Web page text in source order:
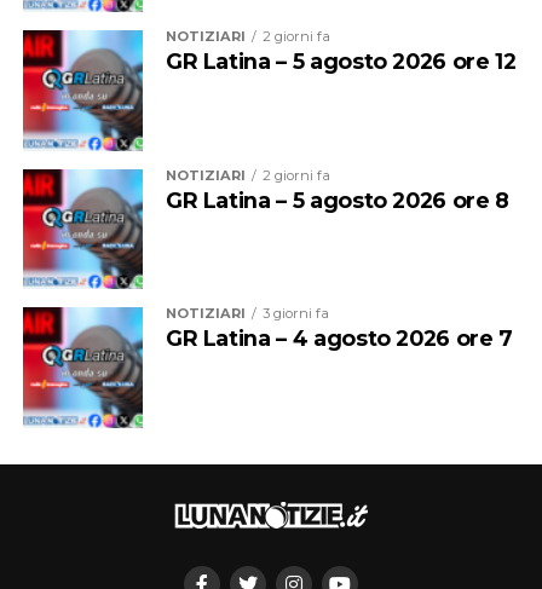
NOTIZIARI 2 giorni fa
GR Latina – 5 agosto 2026 ore 12
NOTIZIARI 2 giorni fa
GR Latina – 5 agosto 2026 ore 8
NOTIZIARI 3 giorni fa
GR Latina – 4 agosto 2026 ore 7